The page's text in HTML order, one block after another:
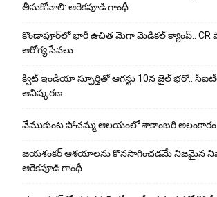
తీసుకోవాలి: ఆరెకపూడి గాంధీ
కొండాపూర్‌లో భారీ ఉచిత మెగా మెడికల్ క్యాంప్.. CR
ఆరోగ్య సేవలు
క్విట్ ఇండియా స్ఫూర్తితో ఆగస్టు 10న జైల్ భరో..
ఆవిష్కరణ
వేముకుంట పోచమ్మ ఆలయంలో శాకాంబరి అలంకారం
జయశంకర్ ఆశయాలను కొనసాగించడమే నిజమైన
ఆరెక‌పూడి గాంధీ